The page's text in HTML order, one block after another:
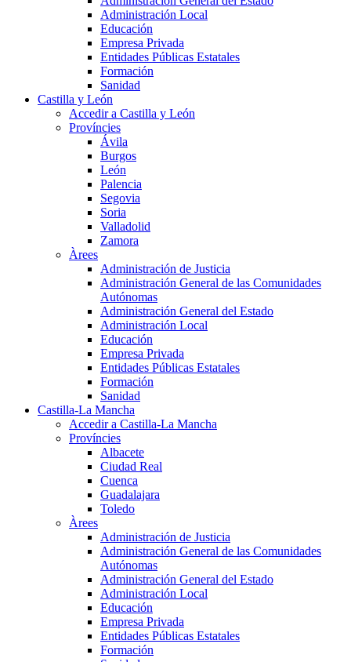
Administración Local
Educación
Empresa Privada
Entidades Públicas Estatales
Formación
Sanidad
Castilla y León
Accedir a Castilla y León
Províncies
Ávila
Burgos
León
Palencia
Segovia
Soria
Valladolid
Zamora
Àrees
Administración de Justicia
Administración General de las Comunidades
Autónomas
Administración General del Estado
Administración Local
Educación
Empresa Privada
Entidades Públicas Estatales
Formación
Sanidad
Castilla-La Mancha
Accedir a Castilla-La Mancha
Províncies
Albacete
Ciudad Real
Cuenca
Guadalajara
Toledo
Àrees
Administración de Justicia
Administración General de las Comunidades
Autónomas
Administración General del Estado
Administración Local
Educación
Empresa Privada
Entidades Públicas Estatales
Formación